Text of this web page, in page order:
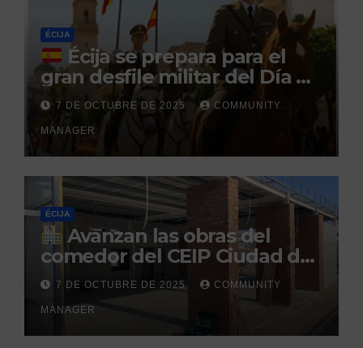
ÉCIJA
Écija se prepara para el
gran desfile militar del Día de
la Hispanidad organizado por
el Centro Militar de Cría
Caballar
7 DE OCTUBRE DE 2025 COMMUNITY
MANAGER
ÉCIJA
Avanzan las obras del
comedor del CEIP Ciudad del
Sol: su finalización está
prevista para finales de 2025
7 DE OCTUBRE DE 2025 COMMUNITY
MANAGER